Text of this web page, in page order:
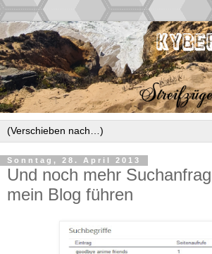
Sonntag, 28. April 2013
Und noch mehr
mein Blog führen